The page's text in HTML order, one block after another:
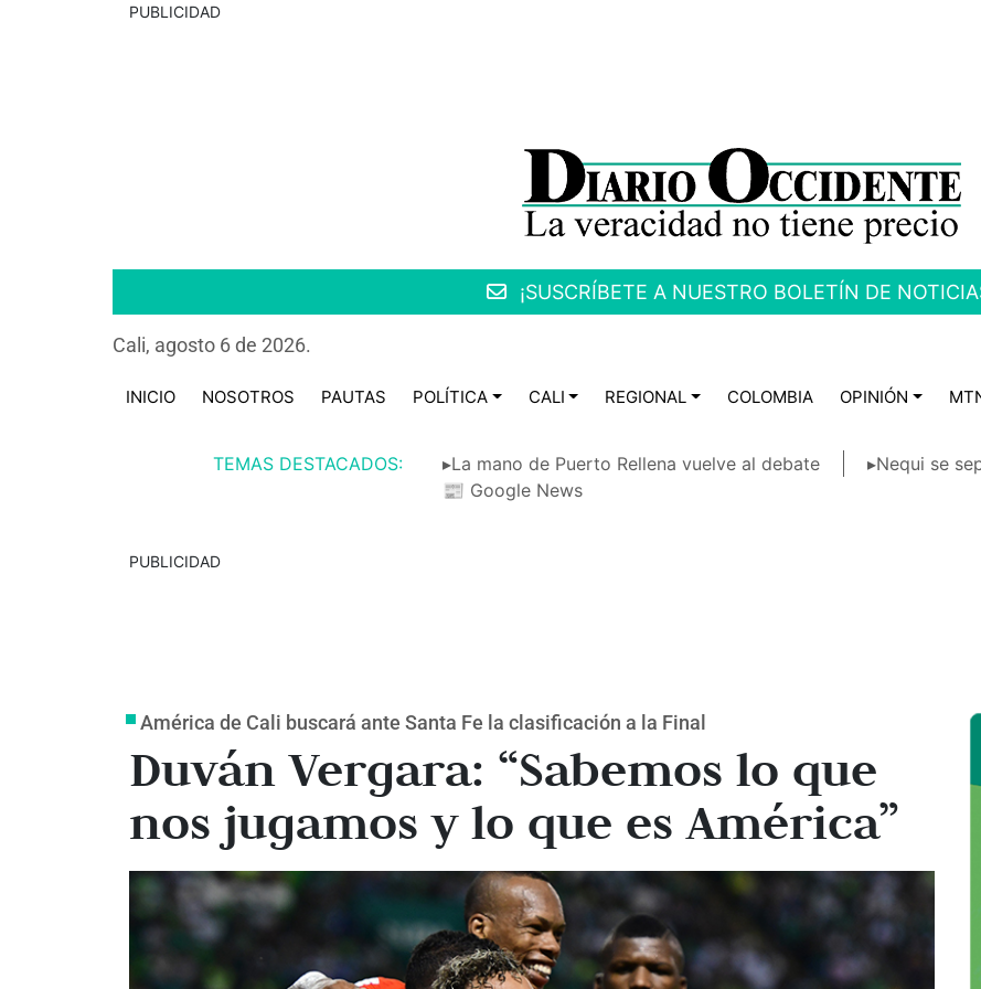
PUBLICIDAD
¡SUSCRÍBETE A NUESTRO BOLETÍN DE
Cali, agosto 6 de 2026.
INICIO NOSOTROS PAUTAS POLÍTICA CALI REGIONAL COLOMBIA OPINIÓN
TEMAS DESTACADOS: ▸La mano de Puerto Rellena vuelve al debate
▸Nequi se
📰 Google News
PUBLICIDAD
América de Cali buscará ante Santa Fe la clasificación a la Final
Duván Vergara: “Sabemos lo que
nos jugamos y lo que es América”